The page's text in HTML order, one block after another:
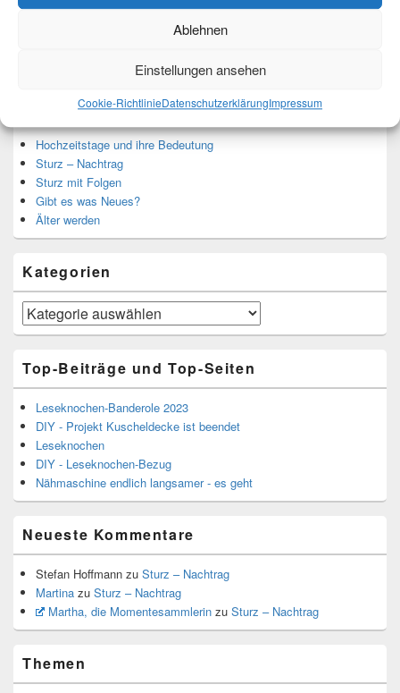
Ablehnen
Einstellungen ansehen
Cookie-RichtlinieDatenschutzerklärungImpressum
Neueste Beiträge
Hochzeitstage und ihre Bedeutung
Sturz – Nachtrag
Sturz mit Folgen
Gibt es was Neues?
Älter werden
Kategorien
Kategorien
Top-Beiträge und Top-Seiten
Leseknochen-Banderole 2023
DIY - Projekt Kuscheldecke ist beendet
Leseknochen
DIY - Leseknochen-Bezug
Nähmaschine endlich langsamer - es geht
Neueste Kommentare
Stefan Hoffmann zu Sturz – Nachtrag
Martina zu Sturz – Nachtrag
Martha, die Momentesammlerinzu Sturz – Nachtrag
Themen